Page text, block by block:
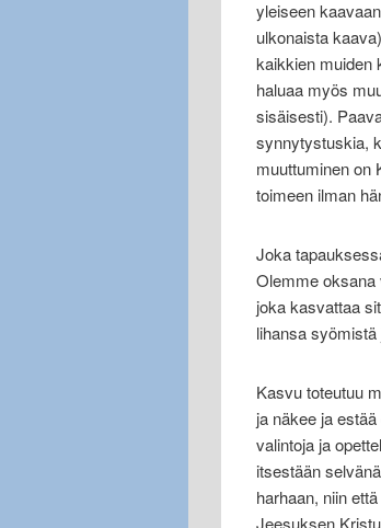
yleiseen
ulkonaista
kaikkien muiden
haluaa myös
sisäisesti).
synnytystuskia,
muuttuminen on
toimeen ilman
Joka
Olemme oksana
joka kasvattaa
lihansa
Kasvu toteutuu
ja näkee ja
valintoja ja
itsestään
harhaan, niin
Jeesuksen